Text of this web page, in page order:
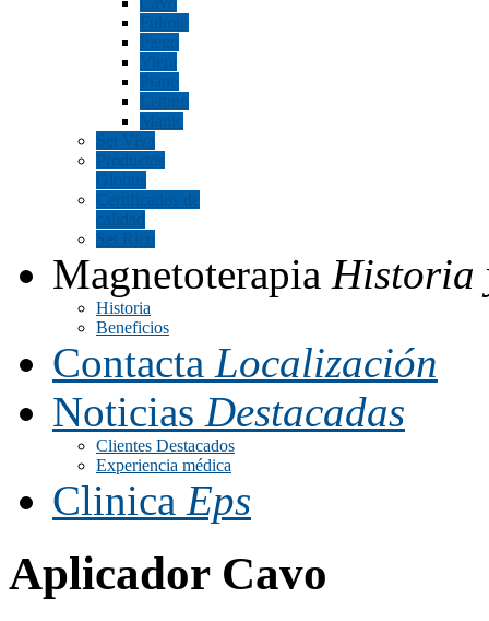
Fulmio
Piego
Viera
Piano
Lettino
Manic
Set Viva
Productos
Globus
Certificados de
calidad
Set Rico
Magnetoterapia Historia
Historia
Beneficios
Contacta Localización
Noticias Destacadas
Clientes Destacados
Experiencia médica
Clinica Eps
Aplicador Cavo